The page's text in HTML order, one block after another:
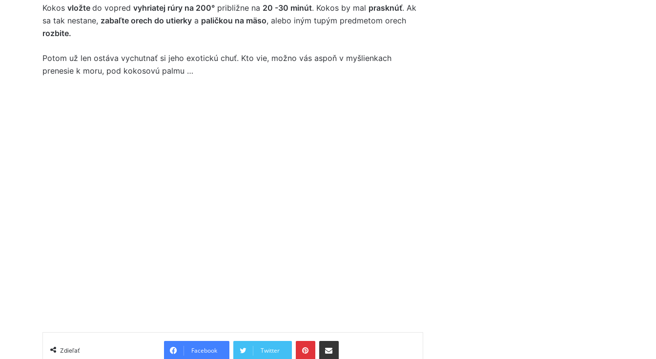
Kokos vložte do vopred vyhriatej rúry na 200° približne na 20 -30 minút. Kokos by mal prasknúť. Ak
sa tak nestane, zabaľte orech do utierky a paličkou na mäso, alebo iným tupým predmetom orech
rozbite.
Potom už len ostáva vychutnať si jeho exotickú chuť. Kto vie, možno vás aspoň v myšlienkach
prenesie k moru, pod kokosovú palmu …
Zdieľať Facebook Twitter
PinterestShare via Email